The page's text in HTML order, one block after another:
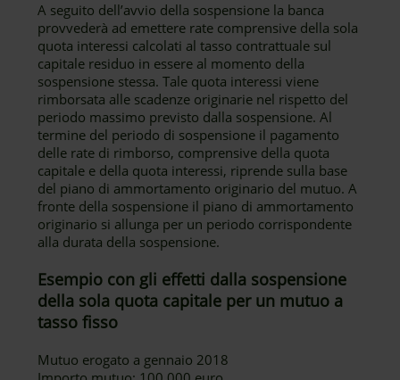
A seguito dell’avvio della sospensione la banca
provvederà ad emettere rate comprensive della sola
quota interessi calcolati al tasso contrattuale sul
capitale residuo in essere al momento della
sospensione stessa. Tale quota interessi viene
rimborsata alle scadenze originarie nel rispetto del
periodo massimo previsto dalla sospensione. Al
termine del periodo di sospensione il pagamento
delle rate di rimborso, comprensive della quota
capitale e della quota interessi, riprende sulla base
del piano di ammortamento originario del mutuo. A
fronte della sospensione il piano di ammortamento
originario si allunga per un periodo corrispondente
alla durata della sospensione.
Esempio con gli effetti dalla sospensione
della sola quota capitale per un mutuo a
tasso fisso
Mutuo erogato a gennaio 2018